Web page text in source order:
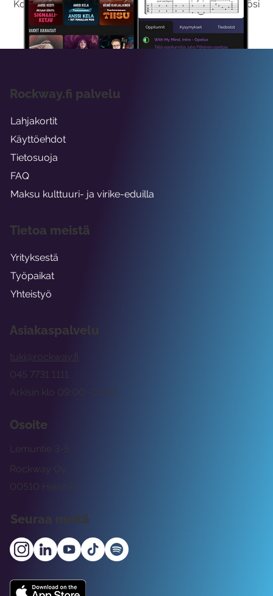
Kokeilemalla ilmaiseksi saat koko sisältömme käyttöösi
viikon ajaksi.
Asiakaspalvelu
tuki@rockway.fi
Arkisin klo 09:00 -15:00
045 7731 1111
Osoite
Rockway Oy
Lemuntie 3-5
00510 Helsinki
Seuraa meitä
Rockway.fi palvelu
Lahjakortit
Käyttöehdot
Tietosuoja
FAQ
Maksu kulttuuri- ja virike-eduilla
Tietoa meistä
Yrityksestä
Työpaikat
Yhteistyö